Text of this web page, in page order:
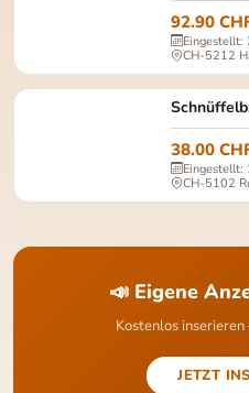
92.90
CH-5212
38.00
CH-5102
📣 Eigene
Kostenlos
JETZT